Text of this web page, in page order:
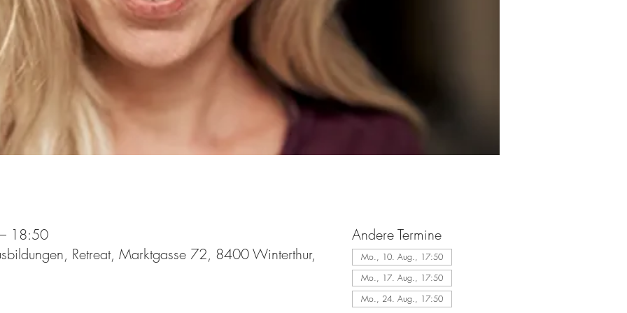
18:50
Retreat, Marktgasse 72, 8400 Winterthur,
Andere Termine
Mo., 10. Aug., 17:50
Mo., 17. Aug., 17:50
Mo., 24. Aug., 17:50